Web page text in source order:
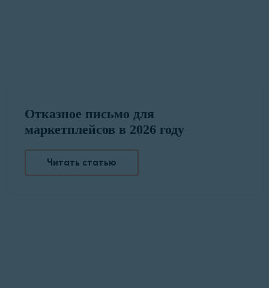
Отказное письмо для
маркетплейсов в 2026 году
Читать статью